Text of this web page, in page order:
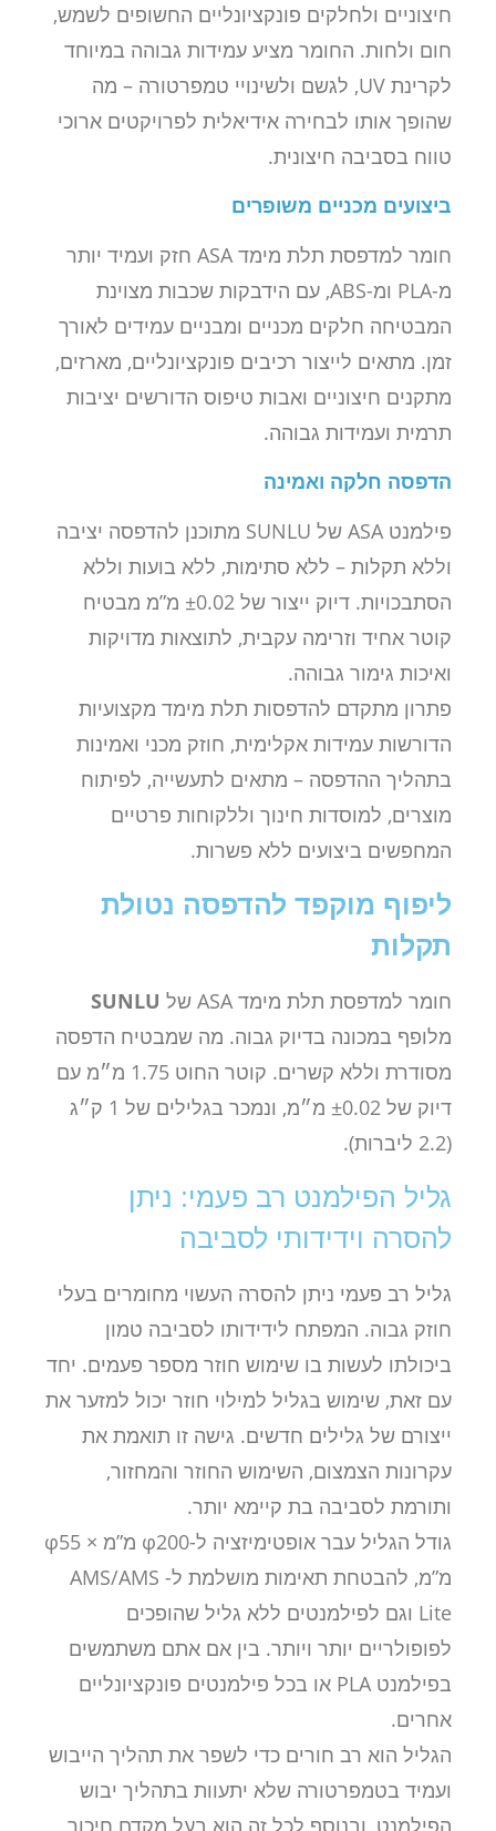
חיצוניים ולחלקים פונקציונליים החשופים לשמש,
חום ולחות. החומר מציע עמידות גבוהה במיוחד
לקרינת UV, לגשם ולשינויי טמפרטורה – מה
שהופך אותו לבחירה אידיאלית לפרויקטים ארוכי
טווח בסביבה חיצונית.
ביצועים מכניים משופרים
חומר למדפסת תלת מימד ASA חזק ועמיד יותר
מ-PLA ומ-ABS, עם הידבקות שכבות מצוינת
המבטיחה חלקים מכניים ומבניים עמידים לאורך
זמן. מתאים לייצור רכיבים פונקציונליים, מארזים,
מתקנים חיצוניים ואבות טיפוס הדורשים יציבות
תרמית ועמידות גבוהה.
הדפסה חלקה ואמינה
פילמנט ASA של SUNLU מתוכנן להדפסה יציבה
וללא תקלות – ללא סתימות, ללא בועות וללא
הסתבכויות. דיוק ייצור של ±0.02 מ”מ מבטיח
קוטר אחיד וזרימה עקבית, לתוצאות מדויקות
ואיכות גימור גבוהה.
פתרון מתקדם להדפסות תלת מימד מקצועיות
הדורשות עמידות אקלימית, חוזק מכני ואמינות
בתהליך ההדפסה – מתאים לתעשייה, לפיתוח
מוצרים, למוסדות חינוך וללקוחות פרטיים
המחפשים ביצועים ללא פשרות.
ליפוף מוקפד להדפסה נטולת
תקלות
חומר למדפסת תלת מימד ASA של
SUNLU
מלופף במכונה בדיוק גבוה. מה שמבטיח הדפסה
מסודרת וללא קשרים. קוטר החוט 1.75 מ״מ עם
דיוק של ±0.02 מ״מ, ונמכר בגלילים של 1 ק״ג
(2.2 ליברות).
גליל הפילמנט רב פעמי: ניתן
להסרה וידידותי לסביבה
גליל רב פעמי ניתן להסרה העשוי מחומרים בעלי
חוזק גבוה. המפתח לידידותו לסביבה טמון
ביכולתו לעשות בו שימוש חוזר מספר פעמים. יחד
עם זאת, שימוש בגליל למילוי חוזר יכול למזער את
ייצורם של גלילים חדשים. גישה זו תואמת את
עקרונות הצמצום, השימוש החוזר והמחזור,
ותורמת לסביבה בת קיימא יותר.
גודל הגליל עבר אופטימיזציה ל-φ200 מ”מ × φ55
מ”מ, להבטחת תאימות מושלמת ל- AMS/AMS
Lite וגם לפילמנטים ללא גליל שהופכים
לפופולריים יותר ויותר. בין אם אתם משתמשים
בפילמנט PLA או בכל פילמנטים פונקציונליים
אחרים.
הגליל הוא רב חורים כדי לשפר את תהליך הייבוש
ועמיד בטמפרטורה שלא יתעוות בתהליך יבוש